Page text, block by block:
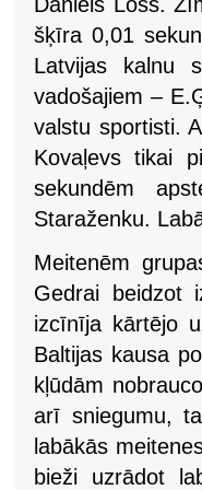
šķīra 0,01
Latvijas kalnu
vadošajiem –
valstu sportisti.
Kovaļevs tikai
sekundēm
Staraženku.
Meitenēm
Gedrai beidzot
izcīnīja kārtējo
Baltijas kausa
kļūdām
arī sniegumu,
labākās
bieži uzrādot